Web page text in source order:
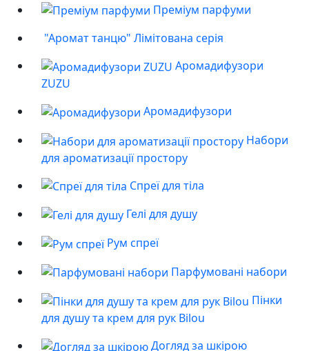
Преміум парфуми
"Аромат танцю" Лімітована серія
Аромадифузори
ZUZU
Аромадифузори
Набори
для ароматизації простору
Спреї для тіла
Гелі для душу
Рум спреї
Парфумовані набори
Пінки
для душу та крем для рук Bilou
Догляд за шкірою